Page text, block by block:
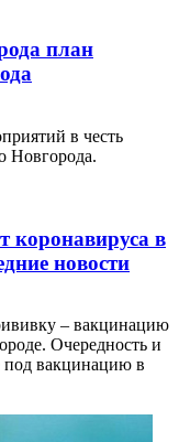
план
в честь
Новгорода.
коронавируса в
новости
– вакцинацию
Очередность и
под вакцинацию в